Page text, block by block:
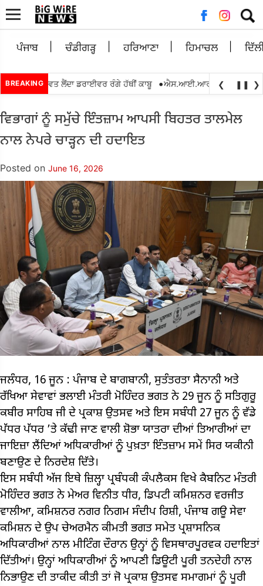
for:
ਪੰਜਾਬ ਚੰਡੀਗੜ੍ਹ ਹਰਿਆਣਾ ਹਿਮਾਚਲ
BREAKING
ਰੁਪਏ ਰਿਸ਼ਵਤ ਲੈਂਦਾ ਡਰਾਈਵਰ ਰੰਗੇ ਹੱਥੀਂ ਕਾਬੂ •ਐਸ.ਆਈ.ਆਰ.2026 ਦੌਰਾਨ
❮ ❚❚ ❯
ਵਿਭਾਗਾਂ ਨੂੰ ਸਮੁੱਚੇ ਇੰਤਜ਼ਾਮ ਆਪਸੀ ਬਿਹਤਰ ਤਾਲਮੇਲ
ਨਾਲ ਨੇਪਰੇ ਚਾੜ੍ਹਨ ਦੀ ਹਦਾਇਤ
Posted on June 16, 2026
ਜਲੰਧਰ, 16 ਜੂਨ : ਪੰਜਾਬ ਦੇ ਬਾਗਬਾਨੀ, ਸੁਤੰਤਰਤਾ ਸੈਨਾਨੀ ਅਤੇ
ਰੱਖਿਆ ਸੇਵਾਵਾਂ ਭਲਾਈ ਮੰਤਰੀ ਮੋਹਿੰਦਰ ਭਗਤ ਨੇ 29 ਜੂਨ ਨੂੰ ਸਤਿਗੁਰੂ
ਕਬੀਰ ਸਾਹਿਬ ਜੀ ਦੇ ਪ੍ਰਕਾਸ਼ ਉਤਸਵ ਅਤੇ ਇਸ ਸਬੰਧੀ 27 ਜੂਨ ਨੂੰ ਵੱਡੇ
ਪੱਧਰ ਪੱਧਰ ’ਤੇ ਕੱਢੀ ਜਾਣ ਵਾਲੀ ਸ਼ੋਭਾ ਯਾਤਰਾ ਦੀਆਂ ਤਿਆਰੀਆਂ ਦਾ
ਜਾਇਜ਼ਾ ਲੈਂਦਿਆਂ ਅਧਿਕਾਰੀਆਂ ਨੂੰ ਪੁਖ਼ਤਾ ਇੰਤਜ਼ਾਮ ਸਮੇਂ ਸਿਰ ਯਕੀਨੀ
ਬਣਾਉਣ ਦੇ ਨਿਰਦੇਸ਼ ਦਿੱਤੇ।
ਇਸ ਸਬੰਧੀ ਅੱਜ ਇਥੇ ਜ਼ਿਲ੍ਹਾ ਪ੍ਰਬੰਧਕੀ ਕੰਪਲੈਕਸ ਵਿਖੇ ਕੈਬਨਿਟ ਮੰਤਰੀ
ਮੋਹਿੰਦਰ ਭਗਤ ਨੇ ਮੇਅਰ ਵਿਨੀਤ ਧੀਰ, ਡਿਪਟੀ ਕਮਿਸ਼ਨਰ ਵਰਜੀਤ
ਵਾਲੀਆ, ਕਮਿਸ਼ਨਰ ਨਗਰ ਨਿਗਮ ਸੰਦੀਪ ਰਿਸ਼ੀ, ਪੰਜਾਬ ਗਊ ਸੇਵਾ
ਕਮਿਸ਼ਨ ਦੇ ਉਪ ਚੇਅਰਮੈਨ ਕੀਮਤੀ ਭਗਤ ਸਮੇਤ ਪ੍ਰਸ਼ਾਸਨਿਕ
ਅਧਿਕਾਰੀਆਂ ਨਾਲ ਮੀਟਿੰਗ ਦੌਰਾਨ ਉਨ੍ਹਾਂ ਨੂੰ ਵਿਸਥਾਰਪੂਰਵਕ ਹਦਾਇਤਾਂ
ਦਿੱਤੀਆਂ। ਉਨ੍ਹਾਂ ਅਧਿਕਾਰੀਆਂ ਨੂੰ ਆਪਣੀ ਡਿਊਟੀ ਪੂਰੀ ਤਨਦੇਹੀ ਨਾਲ
ਨਿਭਾਉਣ ਦੀ ਤਾਕੀਦ ਕੀਤੀ ਤਾਂ ਜੋ ਪ੍ਰਕਾਸ਼ ਉਤਸਵ ਸਮਾਗਮਾਂ ਨੂੰ ਪੂਰੀ